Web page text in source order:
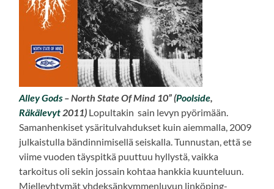
Alley Gods– North State Of Mind 10” (Poolside,
Räkälevyt2011) Lopultakin sain levyn pyörimään.
Samanhenkiset ysäritulvahdukset kuin aiemmalla, 2009
julkaistulla bändinnimisellä seiskalla. Tunnustan, että se
viime vuoden täyspitkä puuttuu hyllystä, vaikka
tarkoitus oli sekin jossain kohtaa hankkia kuunteluun.
Mielleyhtymät yhdeksänkymmenluvun linköping-